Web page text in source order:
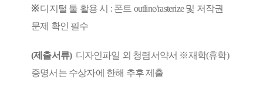
※디지털 툴 활용 시 : 폰트 outline/rasterize 및 저작권
문제 확인 필수
(제출서류) 디자인파일 외 청렴서약서 ※재학(휴학)
증명서는 수상자에 한해 추후 제출